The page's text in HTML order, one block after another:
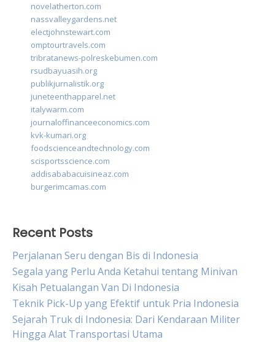
novelatherton.com
nassvalleygardens.net
electjohnstewart.com
omptourtravels.com
tribratanews-polreskebumen.com
rsudbayuasih.org
publikjurnalistik.org
juneteenthapparel.net
italywarm.com
journaloffinanceeconomics.com
kvk-kumari.org
foodscienceandtechnology.com
scisportsscience.com
addisababacuisineaz.com
burgerimcamas.com
Recent Posts
Perjalanan Seru dengan Bis di Indonesia
Segala yang Perlu Anda Ketahui tentang Minivan
Kisah Petualangan Van Di Indonesia
Teknik Pick-Up yang Efektif untuk Pria Indonesia
Sejarah Truk di Indonesia: Dari Kendaraan Militer
Hingga Alat Transportasi Utama